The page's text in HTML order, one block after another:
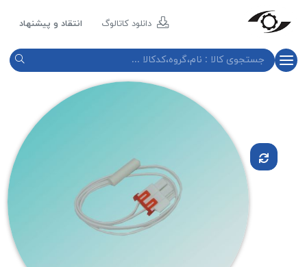
دانلود کاتالوگ انتقاد و پیشنهاد